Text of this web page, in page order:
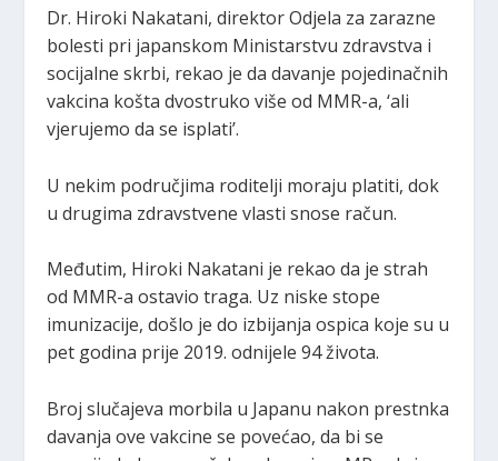
Dr. Hiroki Nakatani, direktor Odjela za zarazne
bolesti pri japanskom Ministarstvu zdravstva i
socijalne skrbi, rekao je da davanje pojedinačnih
vakcina košta dvostruko više od MMR-a, ‘ali
vjerujemo da se isplati’.
U nekim područjima roditelji moraju platiti, dok
u drugima zdravstvene vlasti snose račun.
Međutim, Hiroki Nakatani je rekao da je strah
od MMR-a ostavio traga. Uz niske stope
imunizacije, došlo je do izbijanja ospica koje su u
pet godina prije 2019. odnijele 94 života.
Broj slučajeva morbila u Japanu nakon prestnka
davanja ove vakcine se povećao, da bi se